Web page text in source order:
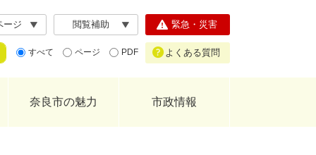
ージ 閲覧補助
すべて ページ PDF
緊急・災害
よくある質問
奈良市の魅力 市政情報